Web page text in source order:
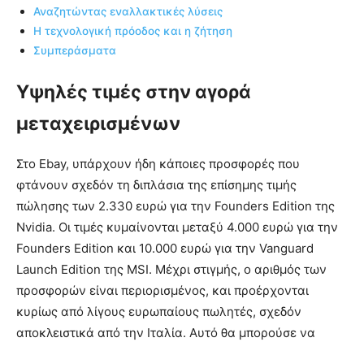
Αναζητώντας εναλλακτικές λύσεις
Η τεχνολογική πρόοδος και η ζήτηση
Συμπεράσματα
Υψηλές τιμές στην αγορά
μεταχειρισμένων
Στο Ebay, υπάρχουν ήδη κάποιες προσφορές που
φτάνουν σχεδόν τη διπλάσια της επίσημης τιμής
πώλησης των 2.330 ευρώ για την Founders Edition της
Nvidia. Οι τιμές κυμαίνονται μεταξύ 4.000 ευρώ για την
Founders Edition και 10.000 ευρώ για την Vanguard
Launch Edition της MSI. Μέχρι στιγμής, ο αριθμός των
προσφορών είναι περιορισμένος, και προέρχονται
κυρίως από λίγους ευρωπαίους πωλητές, σχεδόν
αποκλειστικά από την Ιταλία. Αυτό θα μπορούσε να